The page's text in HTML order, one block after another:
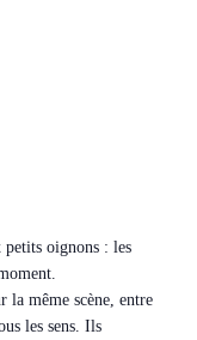
petits oignons : les
la même scène, entre
les sens. Ils